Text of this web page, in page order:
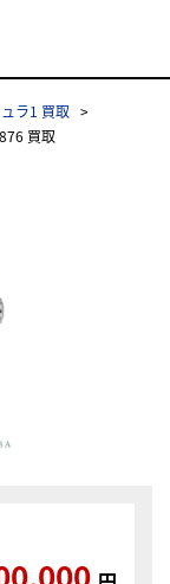
ラ1 買取
買取